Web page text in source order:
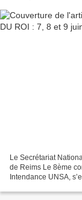
Le Secrétariat
de Reims Le 8ème
Intendance UNSA,